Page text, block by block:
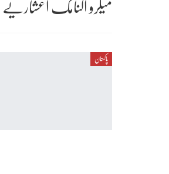
میکرو اکنامک
پاکستان